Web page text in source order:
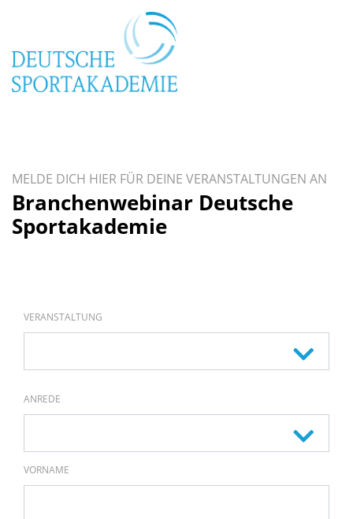
MELDE DICH HIER FÜR DEINE VERANSTALTUNGEN AN
Branchenwebinar Deutsche
Sportakademie
VERANSTALTUNG
ANREDE
VORNAME